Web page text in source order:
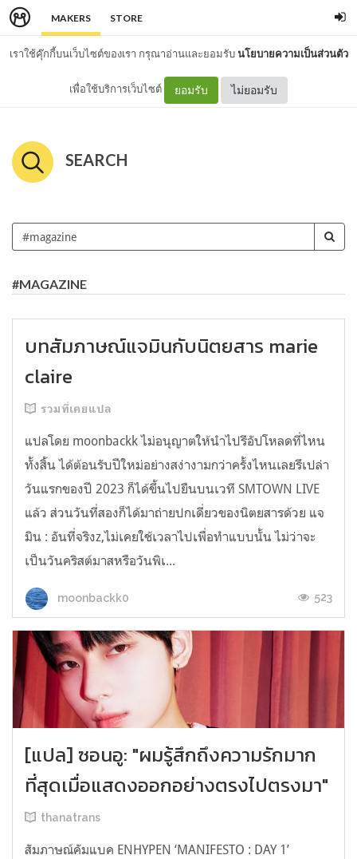
MAKERS STORE
เราใช้คุ๊กกี้บนเว็บไซต์ของเรา กรุณาอ่านและยอมรับนโยบายความเป็นส่วนตัว
เพื่อใช้บริการเว็บไซต์ ยอมรับ ไม่ยอมรับ
SEARCH
#MAGAZINE
บทสัมภาษณ์แจมินกับนิตยสาร marie
claire
รวมที่เคยแปล
แปลโดย moonbackk ไม่อนุญาตให้นำไปรีอัปโหลดที่ไหน
ทั้งสิ้น ได้ต้อนรับปีใหม่อย่างสง่างามกว่าครั้งไหนเลยรึเปล่า
วันแรกของปี 2023 ก็ได้ขึ้นไปยืนบนเวที SMTOWN LIVE
แล้ว ส่วนวันที่สองก็ได้มาถ่ายปกเดี่ยวของนิตยสารด้วย แจ
มิน : อันที่จริงz,ไม่เคยใช้เวลาไปเพื่อทำแบบนั้น ไม่ว่าจะ
เป็นวันคริสต์มาสหรือวันพิเ...
moonbackk0 523
[แปล] ซอนอู: "ผมรู้สึกถึงความรักมาก
ที่สุดเมื่อแสดงออกอย่างตรงไปตรงมา"
thanatrans
สัมภาษณ์คัมแบค ENHYPEN ‘MANIFESTO : DAY 1’